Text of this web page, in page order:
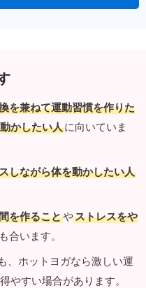
を兼ねて運動習慣を作りた
かしたい人に向いていま
しながら体を動かしたい人
を作ることやストレスをや
合います。
、ホットヨガなら激しい運
やすい場合があります。